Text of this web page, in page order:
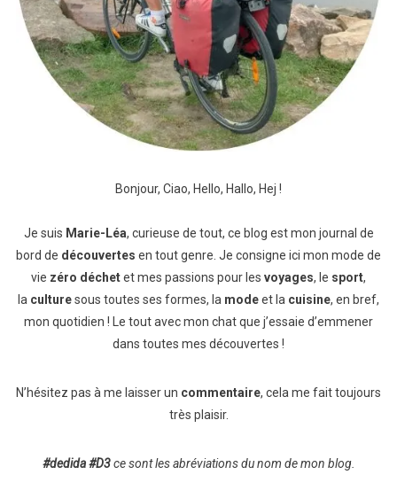
Bonjour, Ciao, Hello, Hallo, Hej !
Je suis Marie-Léa, curieuse de tout, ce blog est mon journal de
bord de découvertes en tout genre. Je consigne ici mon mode de
vie zéro déchetet mes passions pour les voyages, le sport,
la culturesous toutes ses formes, la modeet la cuisine, en bref,
mon quotidien ! Le tout avec mon chat que j’essaie d’emmener
dans toutes mes découvertes !
N’hésitez pas à me laisser un commentaire, cela me fait toujours
très plaisir.
#dedida #D3ce sont les abréviations du nom de mon blog.